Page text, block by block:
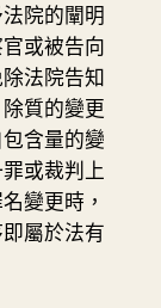
院的闡明
或被告向
法院告知
質的變更
含量的變
或裁判上
變更時，
屬於法有